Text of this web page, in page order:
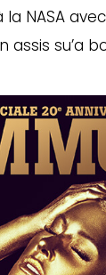
NASA
assis su’a